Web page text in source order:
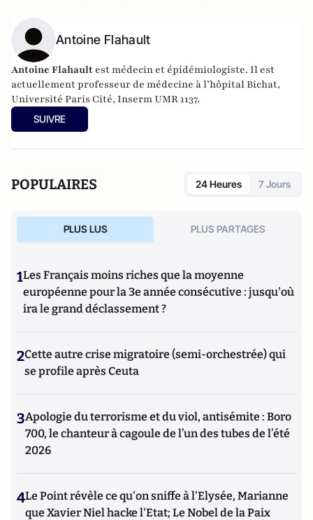
Antoine Flahault
Antoine Flahault est médecin et épidémiologiste. Il est
actuellement professeur de médecine à l’hôpital Bichat,
Université Paris Cité, Inserm UMR 1137.
SUIVRE
POPULAIRES 24 Heures 7 Jours
PLUS LUS PLUS PARTAGES
1Les Français moins riches que la moyenne
européenne pour la 3e année consécutive : jusqu'où
ira le grand déclassement ?
2Cette autre crise migratoire (semi-orchestrée) qui
se profile après Ceuta
3Apologie du terrorisme et du viol, antisémite : Boro
700, le chanteur à cagoule de l’un des tubes de l’été
2026
4Le Point révèle ce qu'on sniffe à l'Elysée, Marianne
que Xavier Niel hacke l'Etat; Le Nobel de la Paix